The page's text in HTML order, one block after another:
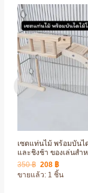
เซตแท่นไม้ พร้อมบันไ
และชิงช้า ของเล่นสำ
350฿ Original
price
was:
208 ฿Current
price
is:
ขายแล้ว: 1 ชิ้น